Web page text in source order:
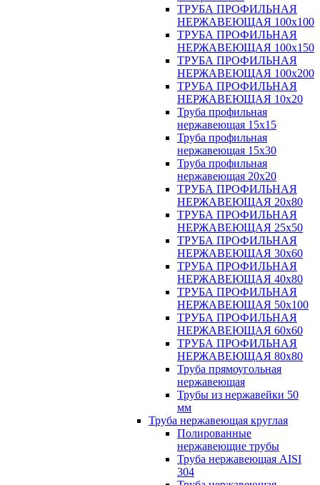
ТРУБА ПРОФИЛЬНАЯ
НЕРЖАВЕЮЩАЯ 100х100
ТРУБА ПРОФИЛЬНАЯ
НЕРЖАВЕЮЩАЯ 100х150
ТРУБА ПРОФИЛЬНАЯ
НЕРЖАВЕЮЩАЯ 100х200
ТРУБА ПРОФИЛЬНАЯ
НЕРЖАВЕЮЩАЯ 10х20
Труба профильная
нержавеющая 15х15
Труба профильная
нержавеющая 15х30
Труба профильная
нержавеющая 20х20
ТРУБА ПРОФИЛЬНАЯ
НЕРЖАВЕЮЩАЯ 20х80
ТРУБА ПРОФИЛЬНАЯ
НЕРЖАВЕЮЩАЯ 25х50
ТРУБА ПРОФИЛЬНАЯ
НЕРЖАВЕЮЩАЯ 30х60
ТРУБА ПРОФИЛЬНАЯ
НЕРЖАВЕЮЩАЯ 40х80
ТРУБА ПРОФИЛЬНАЯ
НЕРЖАВЕЮЩАЯ 50х100
ТРУБА ПРОФИЛЬНАЯ
НЕРЖАВЕЮЩАЯ 60х60
ТРУБА ПРОФИЛЬНАЯ
НЕРЖАВЕЮЩАЯ 80х80
Труба прямоугольная
нержавеющая
Трубы из нержавейки 50
мм
Труба нержавеющая круглая
Полированные
нержавеющие трубы
Труба нержавеющая AISI
304